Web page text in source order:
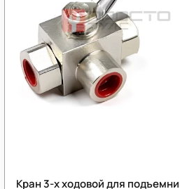
Кран 3-х ходовой для